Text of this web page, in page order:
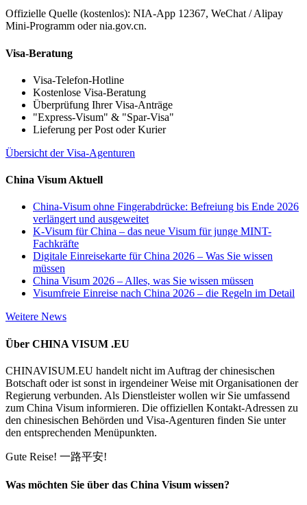
Offizielle Quelle (kostenlos): NIA-App 12367, WeChat / Alipay
Mini-Programm oder nia.gov.cn.
Visa-Beratung
Visa-Telefon-Hotline
Kostenlose Visa-Beratung
Überprüfung Ihrer Visa-Anträge
"Express-Visum" & "Spar-Visa"
Lieferung per Post oder Kurier
Übersicht der Visa-Agenturen
China Visum Aktuell
China-Visum ohne Fingerabdrücke: Befreiung bis Ende 2026
verlängert und ausgeweitet
K-Visum für China – das neue Visum für junge MINT-
Fachkräfte
Digitale Einreisekarte für China 2026 – Was Sie wissen
müssen
China Visum 2026 – Alles, was Sie wissen müssen
Visumfreie Einreise nach China 2026 – die Regeln im Detail
Weitere News
Über CHINA VISUM .EU
CHINAVISUM.EU handelt nicht im Auftrag der chinesischen
Botschaft oder ist sonst in irgendeiner Weise mit Organisationen der
Regierung verbunden. Als Dienstleister wollen wir Sie umfassend
zum China Visum informieren. Die offiziellen Kontakt-Adressen zu
den chinesischen Behörden und Visa-Agenturen finden Sie unter
den entsprechenden Menüpunkten.
Gute Reise! 一路平安!
Was möchten Sie über das China Visum wissen?